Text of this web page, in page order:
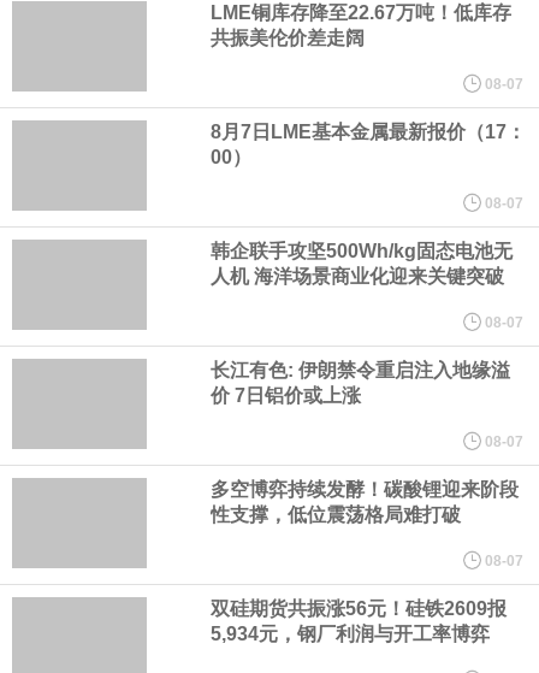
海力士：龙仁工厂将生产高带宽内存（HBM）及其他下一代动态随
必和必拓港口联合工会：必和必拓西澳大利亚铁矿石业务的工人已
8月7日，宇树科技董事长王兴兴网上路演时表示，报告期内，公司
研发费用金额分别为4,995.18万元、7,001.70万元、14,496.56万
元，最近3年复合增长率达70.36%，呈快速增长趋势，并形成多项
核心技术和知识产权。截至2026年1月31日，公司拥有262项专利权
（含境内发明专利20项）。
宇树科技董事长、总经理兼首席技术官王兴兴在网上路演时表示，
LME铜库存降至22.67万吨！低库存
共振美伦价差走阔
08-07
8月7日LME基本金属最新报价（17：
00）
08-07
韩企联手攻坚500Wh/kg固态电池无
人机 海洋场景商业化迎来关键突破
08-07
长江有色: 伊朗禁令重启注入地缘溢
价 7日铝价或上涨
08-07
多空博弈持续发酵！碳酸锂迎来阶段
性支撑，低位震荡格局难打破
08-07
双硅期货共振涨56元！硅铁2609报
5,934元，钢厂利润与开工率博弈